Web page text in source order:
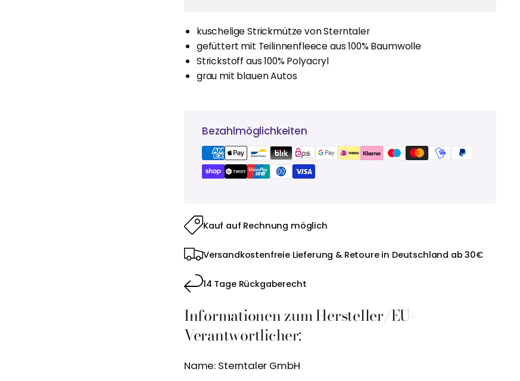
kuschelige Strickmütze von Sterntaler
gefüttert mit Teilinnenfleece aus 100% Baumwolle
Strickstoff aus 100% Polyacryl
grau mit blauen Autos
Bezahlmöglichkeiten
Kauf auf Rechnung möglich
Versandkostenfreie Lieferung & Retoure in Deutschland ab 30€
14 Tage Rückgaberecht
Informationen zum Hersteller/EU-
Verantwortlicher:
Name: Sterntaler GmbH